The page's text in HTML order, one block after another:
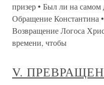
призер • Был ли на самом
Обращение Константина
Возвращение Логоса
времени, чтобы
V.